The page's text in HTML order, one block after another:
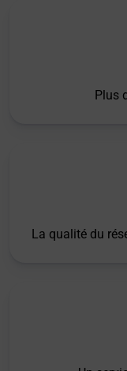
Plus
La qualité du